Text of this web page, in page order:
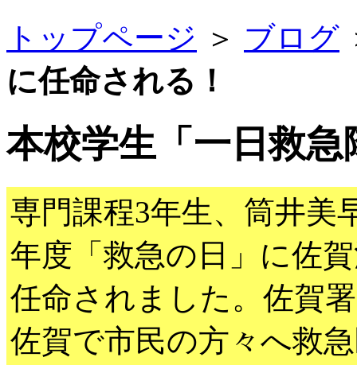
トップページ ＞ ブログ
に任命される！
本校学生「一日救
専門課程3年生、筒井美
年度「救急の日」に佐
任命されました。佐賀
佐賀で市民の方々へ救